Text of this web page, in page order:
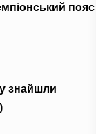
пояс
знайшли